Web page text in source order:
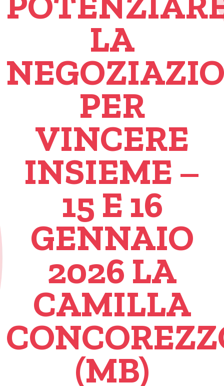
LA
PER
VINCERE
INSIEME –
15 E 16
GENNAIO
2026 LA
CAMILLA
(MB)